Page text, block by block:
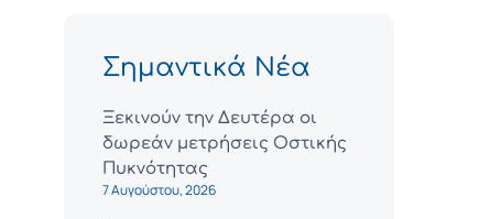
Σημαντικά Νέα
Ξεκινούν την Δευτέρα οι
δωρεάν μετρήσεις Οστικής
Πυκνότητας
7 Αυγούστου, 2026